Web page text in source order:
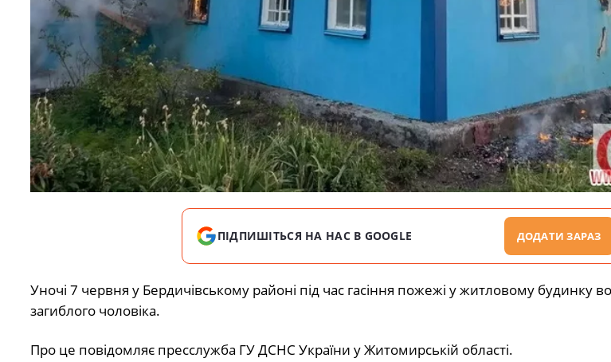
ПІДПИШІТЬСЯ НА НАС В GOOGLE ДОДАТИ ЗАРАЗ
Уночі 7 червня у Бердичівському районі під час гасіння пожежі у житловому будинку
загиблого чоловіка.
Про це повідомляє пресслужба ГУ ДСНС України у Житомирській області.